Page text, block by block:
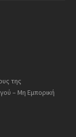
της
– Μη Εμπορική